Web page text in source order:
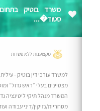
משרד בוטיק בתחום
סטוד�...
מקצוענות ללא פשרות
למשרד עורכי דין בוטיק - עילית
מצטיינים בעלי ״ראש גדול״
המשרד מנהל תיקי ליטיגציה גדולים
מסחריות/נזיקין/דיני עבודה ועוד.